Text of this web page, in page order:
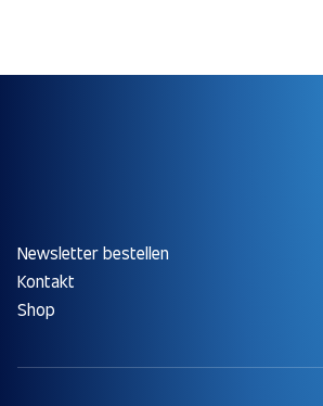
Newsletter bestellen
Kontakt
Shop